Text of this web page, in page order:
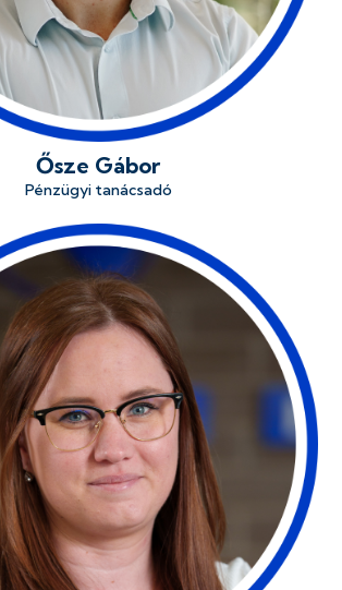
Ősze Gábor
Pénzügyi tanácsadó